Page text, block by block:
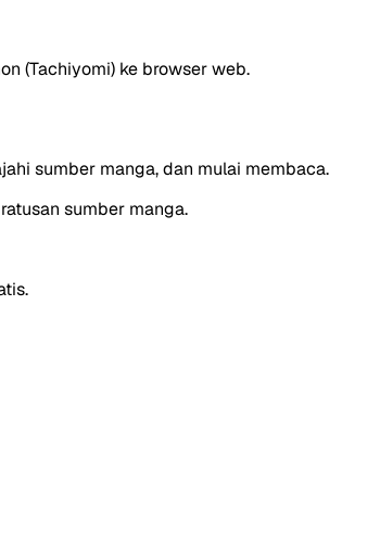
(Tachiyomi) ke browser web.
sumber manga, dan mulai membaca.
sumber manga.